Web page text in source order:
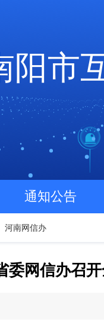
阳市
通知公告
河南网信办
委网信办召